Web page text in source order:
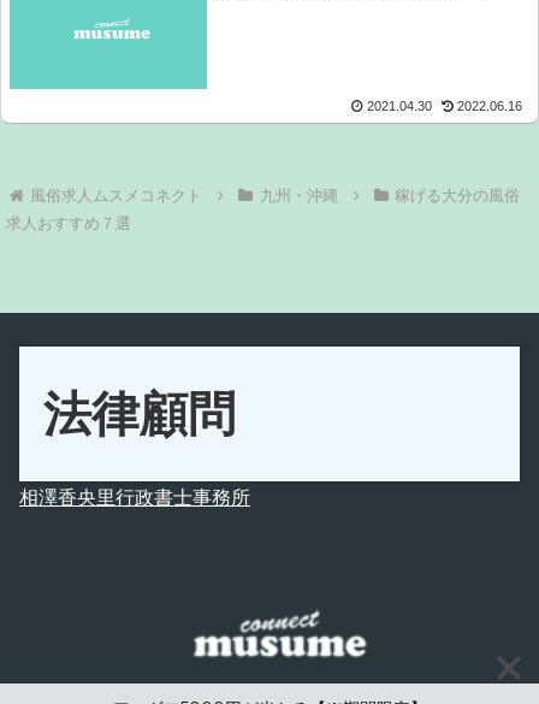
2021.04.30 2022.06.16
九州・沖縄
稼げる大分の風俗
求人おすすめ７選
法律顧問
相澤香央里行政書士事務所